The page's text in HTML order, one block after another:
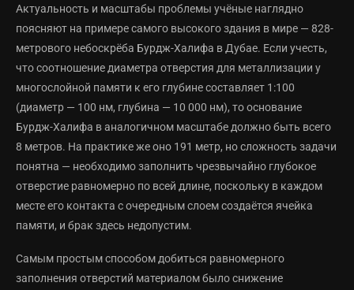
Актуальность и масштабы проблемы учёные наглядно
поясняют на примере самого высокого здания в мире — 828-
метрового небоскрёба Бурдж-Халифа в Дубае. Если учесть,
что соотношение диаметра отверстия для металлизации у
многослойной памяти к его глубине составляет 1:100
(диаметр — 100 нм, глубина — 10 000 нм), то основание
Бурдж-Халифа в аналогичном масштабе должно быть всего
8 метров. На практике же оно 191 метр, но сложность задачи
понятна — необходимо заполнить чрезвычайно глубокое
отверстие равномерно по всей длине, поскольку в каждом
месте его контакта с очередным слоем создаётся ячейка
памяти, и брак здесь недопустим.
Самым простым способом добиться равномерного
заполнения отверстий материалом было снижение